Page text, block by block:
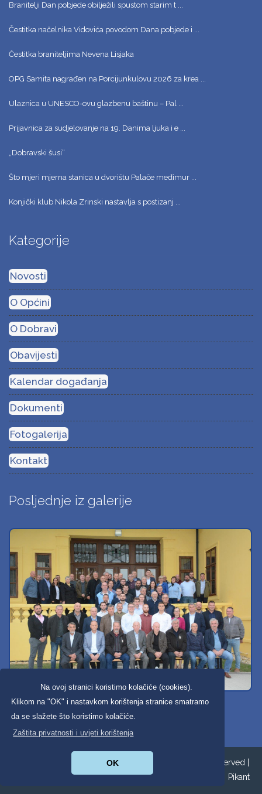
Na ovoj stranici koristimo kolačiće (cookies).
Klikom na "OK" i nastavkom korištenja stranice smatramo
da se slažete što koristimo kolačiće.
Zaštita privatnosti i uvjeti korištenja
OK
Branitelji Dan pobjede obilježili spustom starim t ...
Čestitka načelnika Vidovića povodom Dana pobjede i ...
Čestitka braniteljima Nevena Lisjaka
OPG Samita nagrađen na Porcijunkulovu 2026 za krea ...
Ulaznica u UNESCO-ovu glazbenu baštinu – Pal ...
Prijavnica za sudjelovanje na 19. Danima ljuka i e ...
„Dobravski šusi“
Što mjeri mjerna stanica u dvorištu Palače međimur ...
Konjički klub Nikola Zrinski nastavlja s postizanj ...
Kategorije
Novosti
O Općini
O Dobravi
Obavijesti
Kalendar događanja
Dokumenti
Fotogalerija
Kontakt
Posljednje iz galerije
Svi dobravski košarkaši
Copyright ©2026. Općina Donja Dubrava All Rights Reserved |
Zaštita privatnosti|Digitalna pristupačnost Pikant